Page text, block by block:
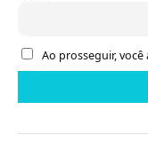
Ao prosseguir,